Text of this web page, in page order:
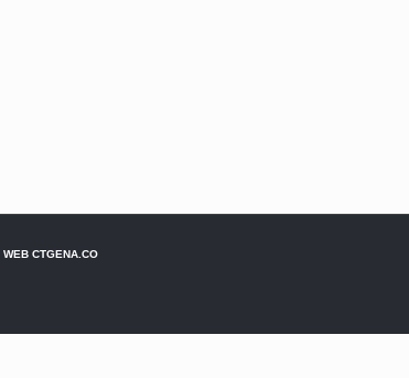
WEB CTGENA.CO